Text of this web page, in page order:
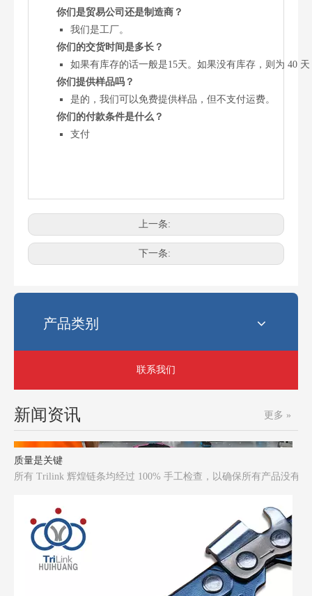
你们是贸易公司还是制造商？
我们是工厂。
你们的交货时间是多长？
如果有库存的话一般是15天。如果没有库存，则为 40
你们提供样品吗？
是的，我们可以免费提供样品，但不支付运费。
你们的付款条件是什么？
支付
上一条:
下一条:
产品类别
联系我们
新闻资讯 更多 »
电锯最常见的链条尺寸是多少？
选择正确的链锯链条尺寸可能会令人困惑。使用错误的链条会影响
质量是关键
所有 Trilink 辉煌链条均经过 100% 手工检查，以确保所有产品没有